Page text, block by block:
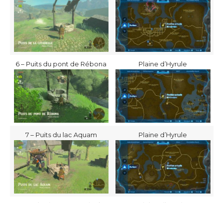
6 – Puits du pont de Rébona Plaine d’Hyrule
7 – Puits du lac Aquam Plaine d’Hyrule